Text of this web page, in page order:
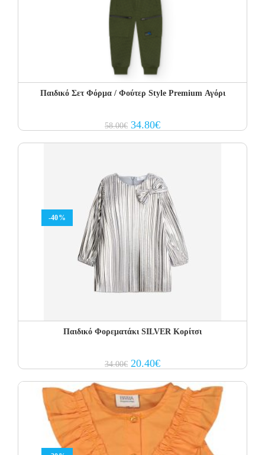
Παιδικό Σετ Φόρμα / Φούτερ Style Premium Αγόρι
58.00€ Original
price
34.80€Current
price
-40%
Παιδικό Φορεματάκι SILVER Κορίτσι
34.00€ Original
price
34.00€.
20.40€Current
price
20.40€.